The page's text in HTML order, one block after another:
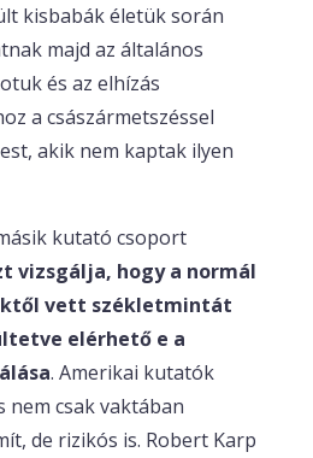
kisbabák életük során
majd az általános
és az elhízás
a császármetszéssel
akik nem kaptak ilyen
kutató csoport
vizsgálja, hogy a normál
vett székletmintát
elérhető e a
. Amerikai kutatók
nem csak vaktában
de rizikós is. Robert Karp